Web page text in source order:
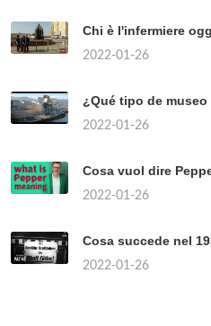
Chi è l'infermiere
2022-01-26
¿Qué tipo de
2022-01-26
Cosa vuol dire
2022-01-26
Cosa succede nel
2022-01-26